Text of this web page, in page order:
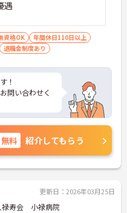
遇
資格OK
年間休日110日以上
退職金制度あり
！
問い合わせく
無料 紹介してもらう
更新日：2026年03月25日
禄寿会 小禄病院